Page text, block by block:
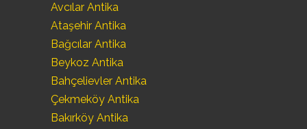
Avcılar Antika
Ataşehir Antika
Bağcılar Antika
Beykoz Antika
Bahçelievler Antika
Çekmeköy Antika
Bakırköy Antika